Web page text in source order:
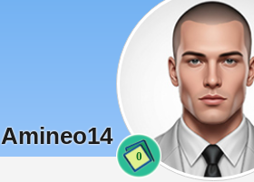
0
Amineo14